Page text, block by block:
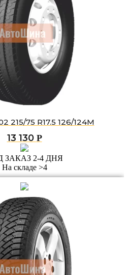
215/75 R17.5 126/124M
13 130 Р
ЗАКАЗ 2-4 ДНЯ
На складе >4